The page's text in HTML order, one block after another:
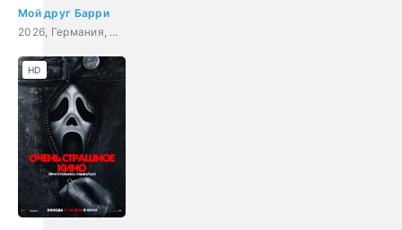
Мой друг Барри
2026, Германия, Швейцария, семейный
HD